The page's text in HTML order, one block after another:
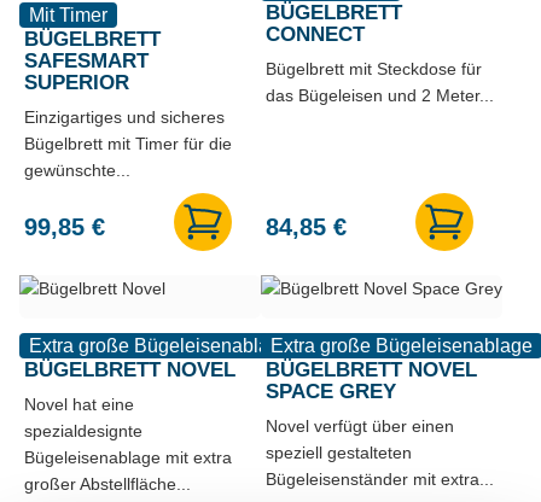
Mit Timer
BÜGELBRETT
SAFESMART
SUPERIOR
Einzigartiges und sicheres
Bügelbrett mit Timer für die
gewünschte...
99,85 €
BÜGELBRETT
CONNECT
Bügelbrett mit Steckdose für
das Bügeleisen und 2 Meter...
84,85 €
Extra große Bügeleisenablage
BÜGELBRETT NOVEL
Novel hat eine
spezialdesignte
Bügeleisenablage mit extra
großer Abstellfläche...
Extra große Bügeleisenablage
BÜGELBRETT NOVEL
SPACE GREY
Novel verfügt über einen
speziell gestalteten
Bügeleisenständer mit extra...